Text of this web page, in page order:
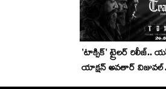
'టాక్సిక్' ట్రైలర్ రిలీజ్..
యాక్షన్ అవతార్ విజువల్